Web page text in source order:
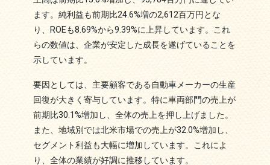
ます。純利益も前期比24.6%増の2,612百万円とな
り、ROEも8.69%から9.39%に上昇しています。これ
らの数値は、企業が安定した成長を遂げていることを
示しています。
要因としては、主要顧客である自動車メーカーの生産
回復が大きく寄与しています。特に車両部門の売上が
前期比30.1%増加し、全体の売上を押し上げました。
また、地域別では北米市場での売上が32.0%増加し、
セグメント利益も大幅に増加しています。これによ
り、全体の業績が好調に推移しています。